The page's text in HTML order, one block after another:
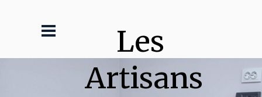
Les
Artisans